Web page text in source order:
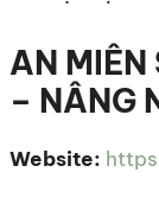
AN MIÊN
– NÂNG
Website: